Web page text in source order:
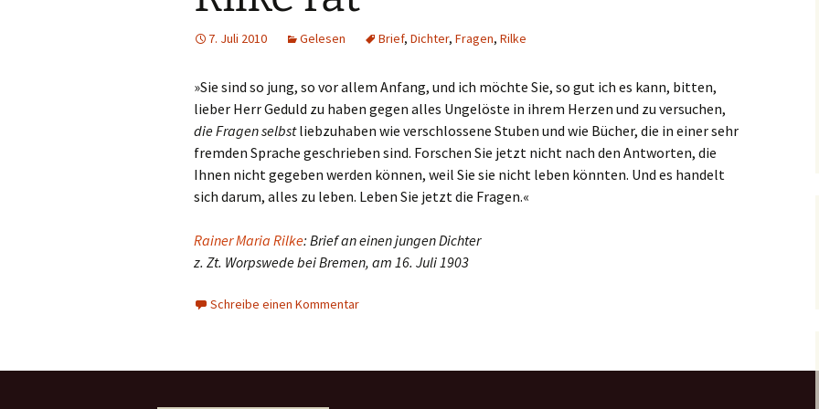
7. Juli 2010 Gelesen Brief, Dichter, Fragen, Rilke
»Sie sind so jung, so vor allem Anfang, und ich möchte Sie, so gut ich es kann, bitten,
lieber Herr Geduld zu haben gegen alles Ungelöste in ihrem Herzen und zu versuchen,
die Fragen selbstliebzuhaben wie verschlossene Stuben und wie Bücher, die in einer sehr
fremden Sprache geschrieben sind. Forschen Sie jetzt nicht nach den Antworten, die
Ihnen nicht gegeben werden können, weil Sie sie nicht leben könnten. Und es handelt
sich darum, alles zu leben. Leben Sie jetzt die Fragen.«
Rainer Maria Rilke: Brief an einen jungen Dichter
z. Zt. Worpswede bei Bremen, am 16. Juli 1903
Schreibe einen Kommentar